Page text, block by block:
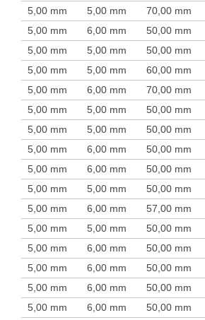
5,00 mm
5,00 mm 70,00 mm
5,00 mm
6,00 mm 50,00 mm
5,00 mm
5,00 mm 50,00 mm
5,00 mm
5,00 mm 60,00 mm
5,00 mm
6,00 mm 70,00 mm
5,00 mm
5,00 mm 50,00 mm
5,00 mm
5,00 mm 50,00 mm
5,00 mm
6,00 mm 50,00 mm
5,00 mm
6,00 mm 50,00 mm
5,00 mm
5,00 mm 50,00 mm
5,00 mm
6,00 mm 57,00 mm
5,00 mm
5,00 mm 50,00 mm
5,00 mm
6,00 mm 50,00 mm
5,00 mm
6,00 mm 50,00 mm
5,00 mm
6,00 mm 50,00 mm
5,00 mm
6,00 mm 50,00 mm